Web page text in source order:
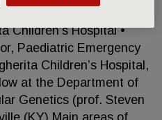
Children’s Hospital •
Paediatric Emergency
Children’s Hospital,
at the Department of
Genetics (prof. Steven
(KY) Main areas of